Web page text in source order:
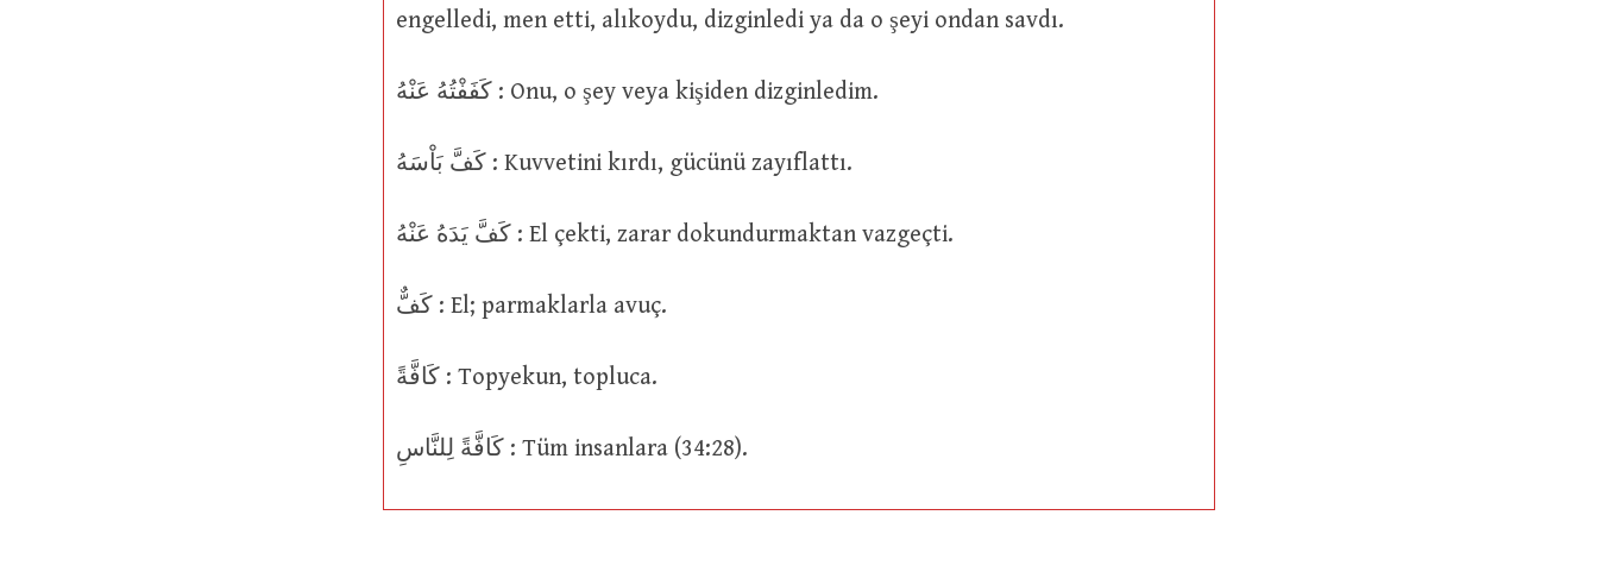
engelledi, men etti, alıkoydu, dizginledi ya da o şeyi ondan savdı.
كَفَفْتُهُ عَنْهُ : Onu, o şey veya kişiden dizginledim.
كَفَّ بَاْسَهُ : Kuvvetini kırdı, gücünü zayıflattı.
كَفَّ يَدَهُ عَنْهُ : El çekti, zarar dokundurmaktan vazgeçti.
كَفٌّ : El; parmaklarla avuç.
كَافَّةً : Topyekun, topluca.
كَافَّةً لِلنَّاسِ : Tüm insanlara (34:28).